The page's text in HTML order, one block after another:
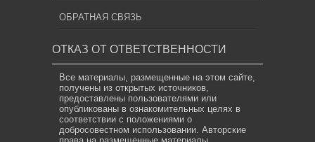
ОБРАТНАЯ СВЯЗЬ
ОТКАЗ ОТ ОТВЕТСТВЕННОСТИ
Все материалы, размещенные на этом сайте,
получены из открытых источников,
предоставлены пользователями или
опубликованы в ознакомительных целях в
соответствии с положениями о
добросовестном использовании. Авторские